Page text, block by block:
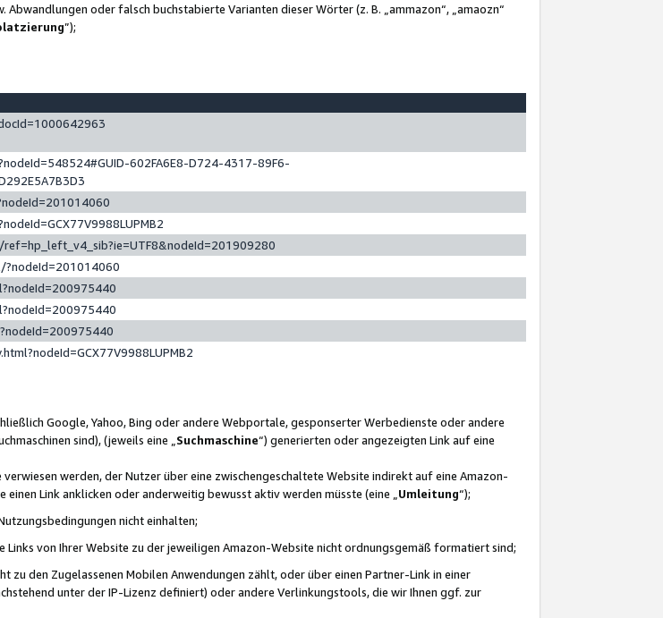
oder falsch buchstabierte Varianten dieser Wörter (z. B. „ammazon“, „amaozn“
”);
602FA6E8-D724-4317-89F6-
?nodeId=201014060
Google, Yahoo, Bing oder andere Webportale, gesponserter Werbedienste oder andere
sind), (jeweils eine „ Suchmaschine“) generierten oder angezeigten Link auf eine
werden, der Nutzer über eine zwischengeschaltete Website indirekt auf eine Amazon-
Link anklicken oder anderweitig bewusst aktiv werden müsste (eine „ Umleitung“);
nicht einhalten;
von Ihrer Website zu der jeweiligen Amazon-Website nicht ordnungsgemäß formatiert sind;
zu den Zugelassenen Mobilen Anwendungen zählt, oder über einen Partner-Link in einer
unter der IP-Lizenz definiert) oder andere Verlinkungstools, die wir Ihnen ggf. zur